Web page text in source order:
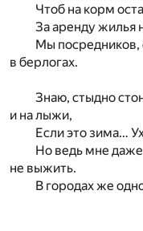
Чтоб на корм
За аренду жилья
Мы посредников,
в берлогах.
Знаю, стыдно
и на лыжи,
Если это зима…
Но ведь мне даже
не выжить.
В городах же